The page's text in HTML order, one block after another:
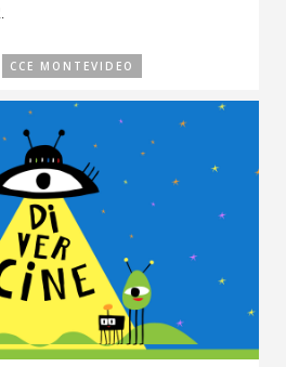
CCE MONTEVIDEO